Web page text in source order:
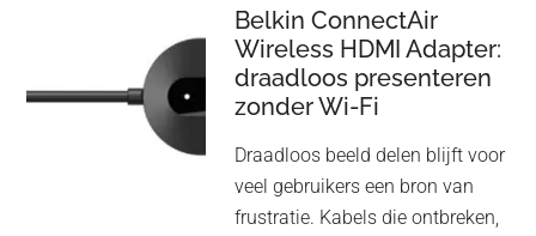
Speaker
in
een
twist
Belkin ConnectAir
Wireless HDMI Adapter:
draadloos presenteren
zonder Wi-Fi
Draadloos beeld delen blijft voor
veel gebruikers een bron van
frustratie. Kabels die ontbreken,